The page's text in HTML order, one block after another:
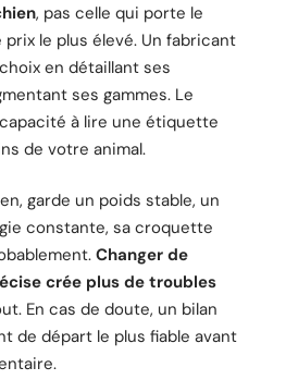
, pas celle qui porte le
le plus élevé. Un fabricant
en détaillant ses
ses gammes. Le
à lire une étiquette
de votre animal.
garde un poids stable, un
constante, sa croquette
Changer de
crée plus de troubles
En cas de doute, un bilan
de départ le plus fiable avant